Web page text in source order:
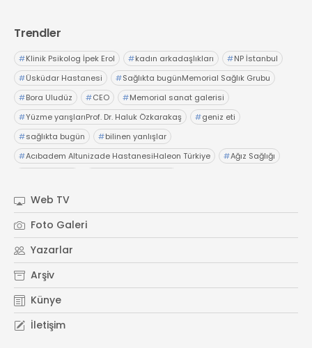
Trendler
#Klinik Psikolog İpek Erol #kadın arkadaşlıkları #NP İstanbul
#Üsküdar Hastanesi #Sağlıkta bugünMemorial Sağlık Grubu
#Bora Uludüz #CEO #Memorial sanat galerisi
#Yüzme yarışlarıProf. Dr. Haluk Özkarakaş #geniz eti
#sağlıkta bugün #bilinen yanlışlar
#Acıbadem Altunizade HastanesiHaleon Türkiye #Ağız Sağlığı
# Kristin Aslaner ArasUzm. Dyt. Büşra Şen
#Memorial Ataşehir Hastanesi
# yaz ayları kritik öneri
Web TV
Foto Galeri
Yazarlar
Arşiv
Künye
İletişim